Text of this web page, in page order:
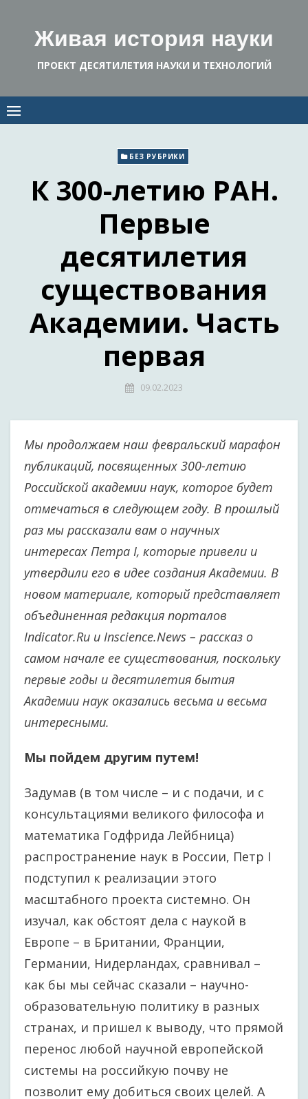
contentЖивая история науки
ПРОЕКТ ДЕСЯТИЛЕТИЯ НАУКИ И ТЕХНОЛОГИЙ
БЕЗ РУБРИКИ
К 300-летию РАН.
Первые
десятилетия
существования
Академии. Часть
первая
09.02.2023
Мы продолжаем наш февральский марафон
публикаций, посвященных 300-летию
Российской академии наук, которое будет
отмечаться в следующем году. В прошлый
раз мы рассказали вам о научных
интересах Петра I, которые привели и
утвердили его в идее создания Академии. В
новом материале, который представляет
объединенная редакция порталов
Indicator.Ru и Inscience.News – рассказ о
самом начале ее существования, поскольку
первые годы и десятилетия бытия
Академии наук оказались весьма и весьма
интересными.
Мы пойдем другим путем!
Задумав (в том числе – и с подачи, и с
консультациями великого философа и
математика Годфрида Лейбница)
распространение наук в России, Петр I
подступил к реализации этого
масштабного проекта системно. Он
изучал, как обстоят дела с наукой в
Европе – в Британии, Франции,
Германии, Нидерландах, сравнивал –
как бы мы сейчас сказали – научно-
образовательную политику в разных
странах, и пришел к выводу, что прямой
перенос любой научной европейской
системы на российкую почву не
позволит ему добиться своих целей. А